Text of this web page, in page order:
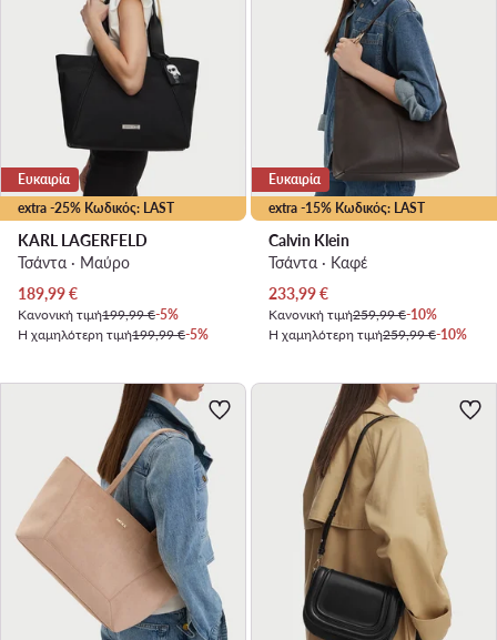
extra -25% Κωδικός: LAST
Ευκαιρία
KARL LAGERFELD
Τσάντα · Μαύρο
Τρέχουσα τιμή
189,99€
Κανονική τιμή199,99 €-5%
Η χαμηλότερη τιμή199,99 €-5%
extra -15% Κωδικός: LAST
Ευκαιρία
Calvin Klein
Τσάντα · Καφέ
Τρέχουσα τιμή
233,99€
Κανονική τιμή259,99 €-10%
Η χαμηλότερη τιμή259,99 €-10%